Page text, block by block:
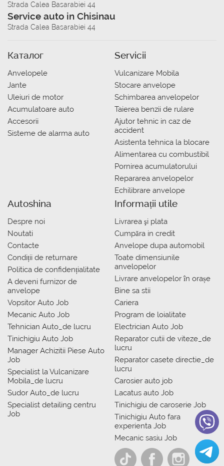
Strada Calea Basarabiei 44
Service auto in Chisinau
Strada Calea Basarabiei 44
Каталог
Anvelopele
Jante
Uleiuri de motor
Acumulatoare auto
Accesorii
Sisteme de alarma auto
Servicii
Vulcanizare Mobila
Stocare anvelope
Schimbarea anvelopelor
Taierea benzii de rulare
Ajutor tehnic in caz de
accident
Asistenta tehnica la blocare
Alimentarea cu combustibil
Pornirea acumulatorului
Repararea anvelopelor
Echilibrare anvelope
Autoshina
Despre noi
Noutati
Contacte
Condiții de returnare
Politica de confidențialitate
A deveni furnizor de
anvelope
Vopsitor Auto Job
Mecanic Auto Job
Tehnician Auto_de lucru
Tinichigiu Auto Job
Manager Achizitii Piese Auto
Job
Specialist la Vulcanizare
Mobila_de lucru
Sudor Auto_de lucru
Specialist detailing centru
Job
Informații utile
Livrarea şi plata
Сumpăra in credit
Anvelope dupa automobil
Toate dimensiunile
anvelopelor
Livrare anvelopelor în orașe
Bine sa stii
Cariera
Program de loialitate
Electrician Auto Job
Reparator cutii de viteze_de
lucru
Reparator casete directie_de
lucru
Carosier auto job
Lacatus auto Job
Tinichigiu de caroserie Job
Tinichigiu Auto fara
experienta Job
Mecanic sasiu Job